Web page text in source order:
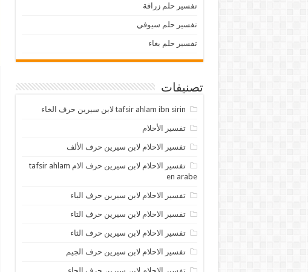
تفسير حلم زرافة
تفسير حلم سيوفي
تفسير حلم بغاء
تصنيفات
tafsir ahlam ibn sirin لابن سيرين حرف الخاء
تفسير الأحلام
تفسير الاحلام لابن سيرين حرف الألف
تفسير الاحلام لابن سيرين حرف الام tafsir ahlam
en arabe
تفسير الاحلام لابن سيرين حرف الباء
تفسير الاحلام لابن سيرين حرف التاء
تفسير الاحلام لابن سيرين حرف الثاء
تفسير الاحلام لابن سيرين حرف الجيم